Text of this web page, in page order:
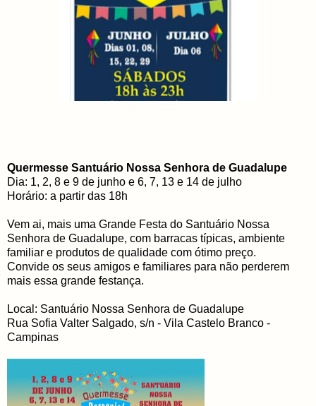
Quermesse Santuário Nossa Senhora de Guadalupe
Dia: 1, 2, 8 e 9 de junho e 6, 7, 13 e 14 de julho
Horário: a partir das 18h
Vem ai, mais uma Grande Festa do Santuário Nossa
Senhora de Guadalupe, com barracas típicas, ambiente
familiar e produtos de qualidade com ótimo preço.
Convide os seus amigos e familiares para não perderem
mais essa grande festança.
Local: Santuário Nossa Senhora de Guadalupe
Rua Sofia Valter Salgado, s/n - Vila Castelo Branco -
Campinas